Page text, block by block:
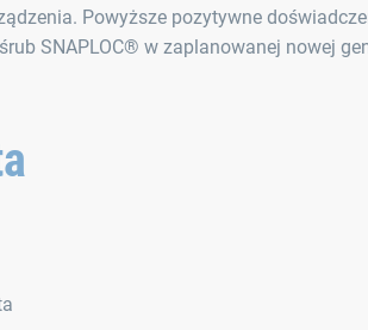
Powyższe pozytywne
SNAPLOC® w zaplanowanej nowej